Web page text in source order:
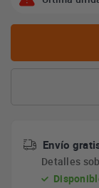
Envío
Detalles